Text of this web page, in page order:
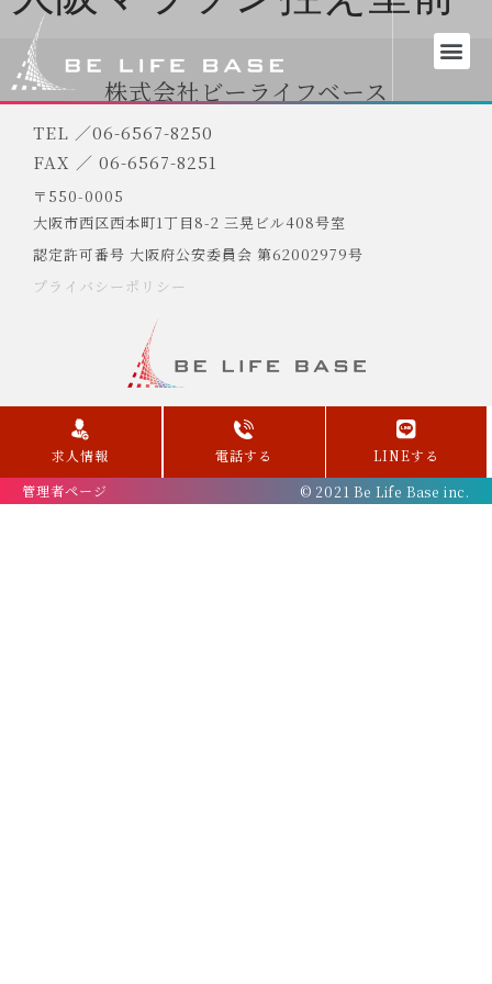
株式会社ビーライフベース
TEL ／06-6567-8250
FAX ／ 06-6567-8251
〒550-0005
大阪市西区西本町1丁目8-2 三晃ビル408号室
認定許可番号 大阪府公安委員会 第62002979号
プライバシーポリシー
求人情報 電話する
LINEする
管理者ページ
© 2021 Be Life Base inc.